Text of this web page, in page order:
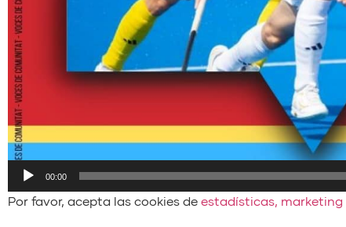
Reproductor
audio
00:00
Por favor, acepta las cookies de estadísticas, marketing